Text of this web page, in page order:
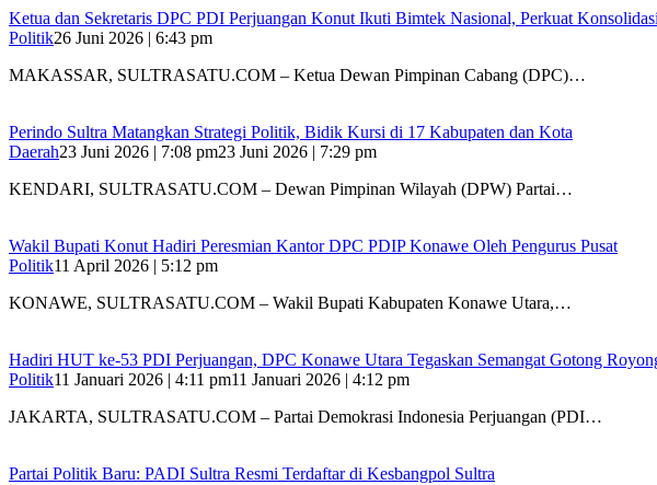
Ketua dan Sekretaris DPC PDI Perjuangan Konut Ikuti Bimtek Nasional, Perkuat
Politik26 Juni 2026 | 6:43 pm
MAKASSAR, SULTRASATU.COM – Ketua Dewan Pimpinan Cabang (DPC)…
Perindo Sultra Matangkan Strategi Politik, Bidik Kursi di 17 Kabupaten dan Kota
Daerah23 Juni 2026 | 7:08 pm23 Juni 2026 | 7:29 pm
KENDARI, SULTRASATU.COM – Dewan Pimpinan Wilayah (DPW) Partai…
Wakil Bupati Konut Hadiri Peresmian Kantor DPC PDIP Konawe Oleh Pengurus Pusat
Politik11 April 2026 | 5:12 pm
KONAWE, SULTRASATU.COM – Wakil Bupati Kabupaten Konawe Utara,…
Hadiri HUT ke-53 PDI Perjuangan, DPC Konawe Utara Tegaskan Semangat Gotong
Politik11 Januari 2026 | 4:11 pm11 Januari 2026 | 4:12 pm
JAKARTA, SULTRASATU.COM – Partai Demokrasi Indonesia Perjuangan (PDI…
Partai Politik Baru: PADI Sultra Resmi Terdaftar di Kesbangpol Sultra